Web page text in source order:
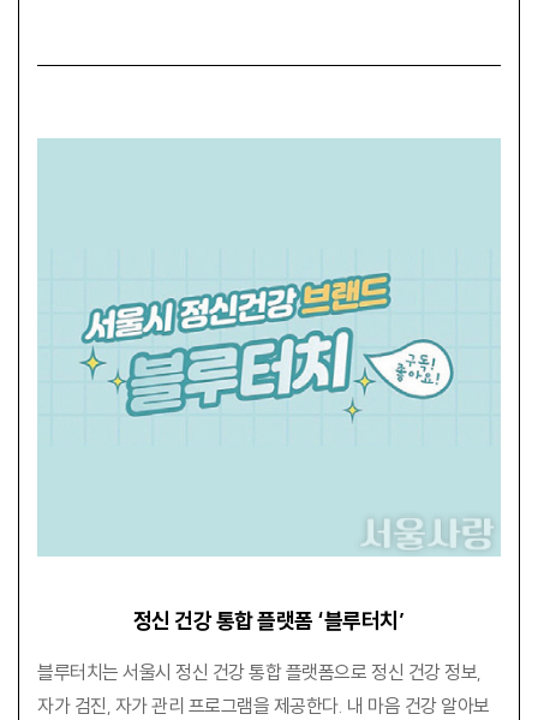
정신 건강 통합 플랫폼 ‘블루터치’
블루터치는 서울시 정신 건강 통합 플랫폼으로 정신 건강 정보,
자가 검진, 자가 관리 프로그램을 제공한다. 내 마음 건강 알아보